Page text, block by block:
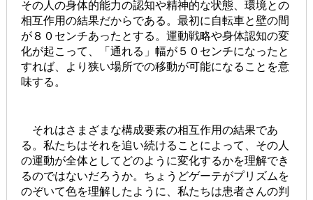
その人の身体的能力の認知や精神的な状態、環境との
相互作用の結果だからである。最初に自転車と壁の間
が８０センチあったとする。運動戦略や身体認知の変
化が起こって、「通れる」幅が５０センチになったと
すれば、より狭い場所での移動が可能になることを意
味する。
それはさまざまな構成要素の相互作用の結果であ
る。私たちはそれを追い続けることによって、その人
の運動が全体としてどのように変化するかを理解でき
るのではないだろうか。ちょうどゲーテがプリズムを
のぞいて色を理解したように、私たちは患者さんの判